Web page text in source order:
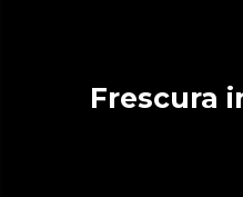
Frescura